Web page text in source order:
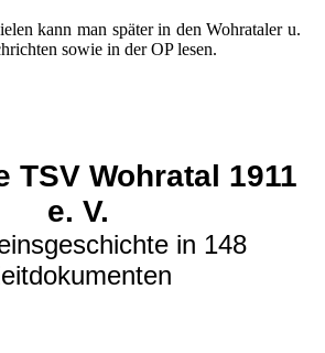
kann man später in den Wohrataler u.
sowie in der OP lesen.
TSV Wohratal 1911
e. V.
in 148